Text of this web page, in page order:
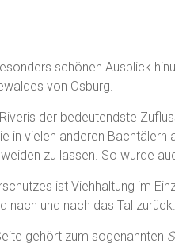
schönen Ausblick
von Osburg.
der bedeutendste
in vielen anderen
zu lassen. So wurde
ist Viehhaltung im
nach und nach das Tal zurück.
gehört zum sogenannten